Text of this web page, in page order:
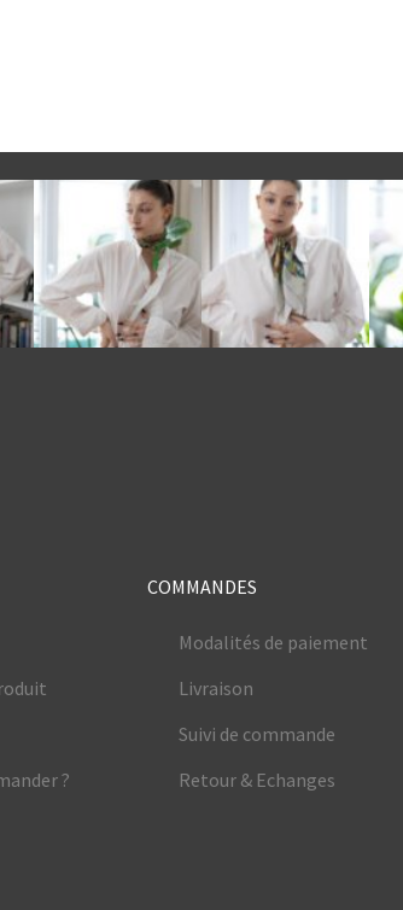
?
COMMANDES
Modalités de paiement
Livraison
Suivi de commande
Retour & Echanges